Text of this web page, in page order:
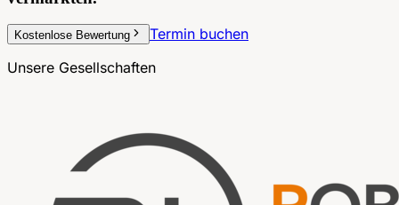
Kostenlose Bewertung
Termin buchen
Unsere Gesellschaften